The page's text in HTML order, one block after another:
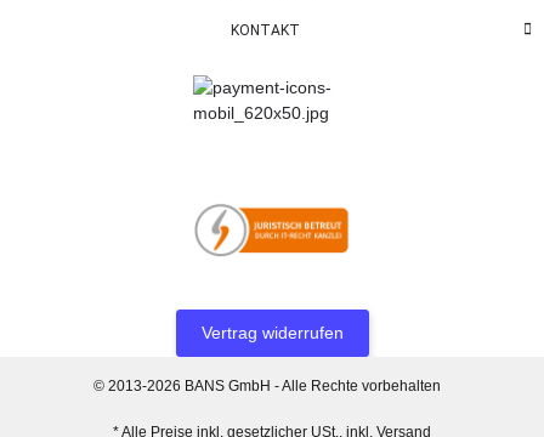
KONTAKT
Vertrag widerrufen
© 2013-2026 BANS GmbH - Alle Rechte vorbehalten
* Alle Preise inkl. gesetzlicher USt., inkl. Versand